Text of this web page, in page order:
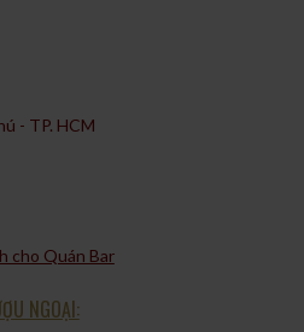
tích 1000ml, đây là lựa chọn tuyệt
bè hoặc làm quà tặng. Dù bạn là
nghiệm, Jack Daniel’s Old
trải nghiệm thú vị.
- TP. HCM​
cho Quán Bar
NGOẠI: